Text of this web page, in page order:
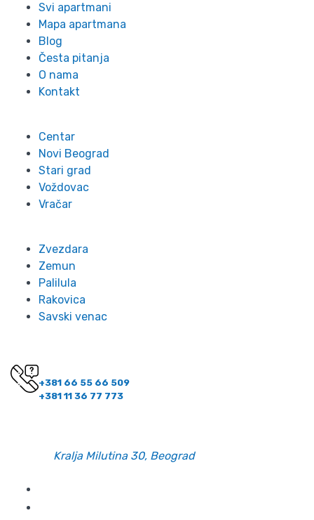
Svi apartmani
Mapa apartmana
Blog
Česta pitanja
O nama
Kontakt
Centar
Novi Beograd
Stari grad
Voždovac
Vračar
Zvezdara
Zemun
Palilula
Rakovica
Savski venac
+381 66 55 66 509
+381 11 36 77 773
Kralja Milutina 30, Beograd